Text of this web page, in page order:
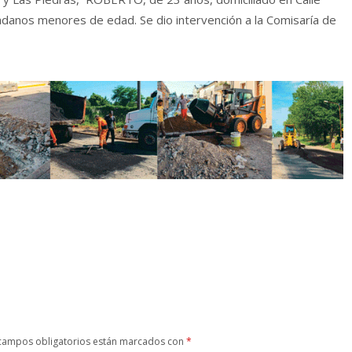
menores de edad. Se dio intervención a la Comisaría de
obligatorios están marcados con *